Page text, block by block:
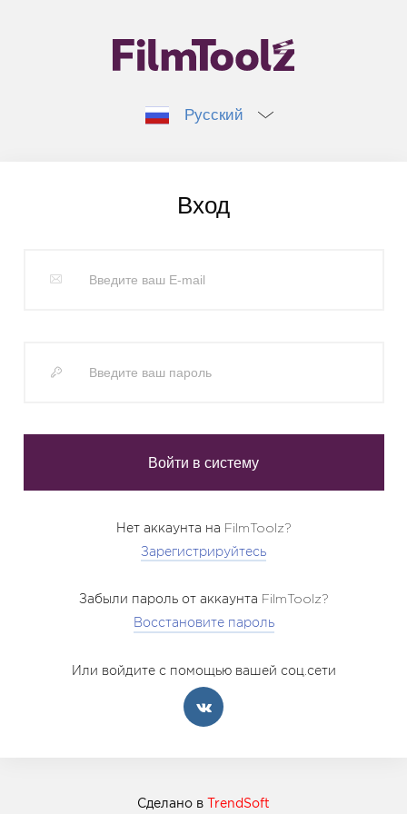
Русский
Вход
Нет аккаунта на FilmToolz?
Зарегистрируйтесь
Забыли пароль от аккаунта FilmToolz?
Восстановите пароль
Или войдите с помощью вашей соц.сети
Сделано в TrendSoft